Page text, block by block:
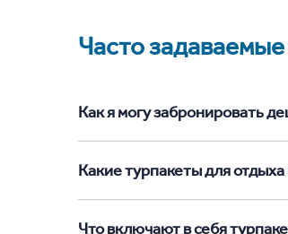
Часто
Как я могу забронировать
Какие турпакеты для
Что включают в себя